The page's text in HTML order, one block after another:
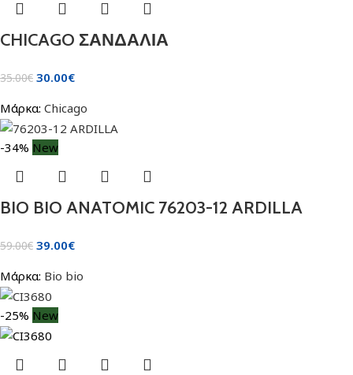
CHICAGO ΣΑΝΔΑΛΙΑ
35.00€ 30.00€
Μάρκα: Chicago
-34% New
BIO BIO ANATOMIC 76203-12 ARDILLA
59.00€ 39.00€
Μάρκα: Bio bio
-25% New